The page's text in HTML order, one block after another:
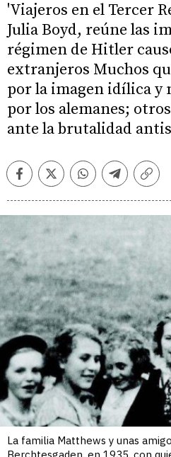
'Viajeros en el Tercer
Julia Boyd, reúne las
régimen de Hitler
extranjeros Muchos
por la imagen idílica y
por los alemanes;
ante la brutalidad
FacebookTwitterWhatsappTelegram
La familia Matthews y unas
Berchtesgaden, en 1935, con